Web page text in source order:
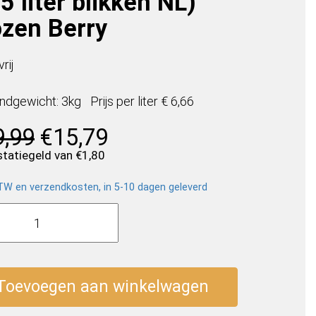
Berry
3kg Prijs per liter € 6,66
Oorspronkelijke
prijs
€19,99.
€15,79
€15,79.
van €1,80
en verzendkosten, in 5-10 dagen geleverd
aan winkelwagen